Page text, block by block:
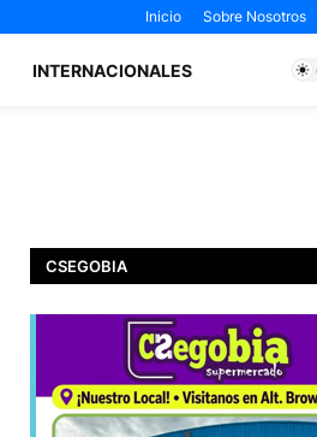
Inicio Sobre Nosotros
INTERNACIONALES
CSEGOBIA